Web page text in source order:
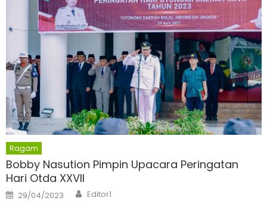
Ragam
Bobby Nasution Pimpin Upacara Peringatan
Hari Otda XXVII
Posted
on
29/04/2023 Author
Editor1